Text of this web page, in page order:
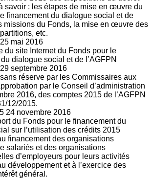
savoir : les étapes de mise en œuvre du
financement du dialogue social et de
missions du Fonds, la mise en œuvre des
etc.
25 mai 2016
du site Internet du Fonds pour le
dialogue social et de l’AGFPN
29 septembre 2016
réserve par les Commissaires aux
par le Conseil d’administration
2016, des comptes 2015 de l’AGFPN
12/2015.
24 novembre 2016
du Fonds pour le financement du
sur l’utilisation des crédits 2015
financement des organisations
salariés et des organisations
d’employeurs pour leurs activités
développement et à l’exercice des
général.